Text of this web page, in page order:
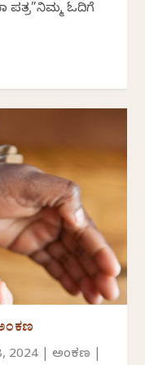
ಪತ್ರ”ನಿಮ್ಮ ಓದಿಗೆ
2024 |ಅಂಕಣ